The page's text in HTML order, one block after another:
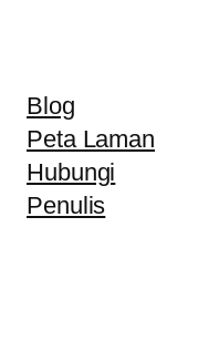
Blog
Peta Laman
Hubungi
Penulis